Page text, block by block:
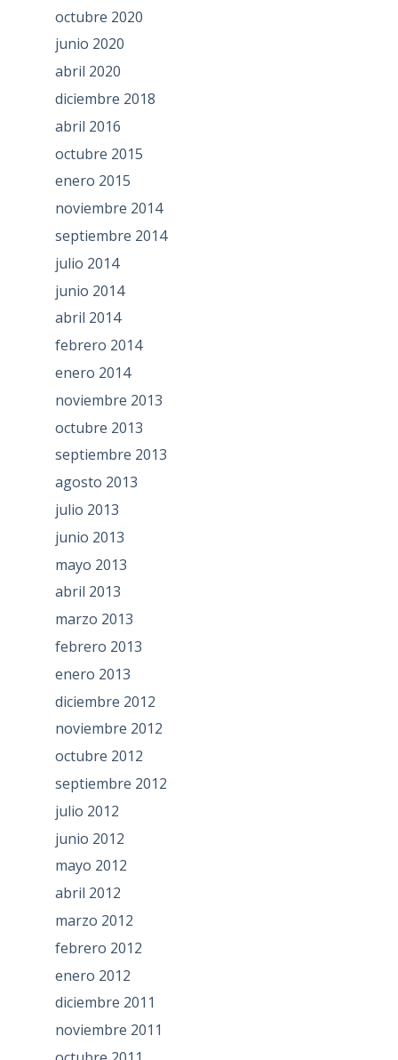
octubre 2020
junio 2020
abril 2020
diciembre 2018
abril 2016
octubre 2015
enero 2015
noviembre 2014
septiembre 2014
julio 2014
junio 2014
abril 2014
febrero 2014
enero 2014
noviembre 2013
octubre 2013
septiembre 2013
agosto 2013
julio 2013
junio 2013
mayo 2013
abril 2013
marzo 2013
febrero 2013
enero 2013
diciembre 2012
noviembre 2012
octubre 2012
septiembre 2012
julio 2012
junio 2012
mayo 2012
abril 2012
marzo 2012
febrero 2012
enero 2012
diciembre 2011
noviembre 2011